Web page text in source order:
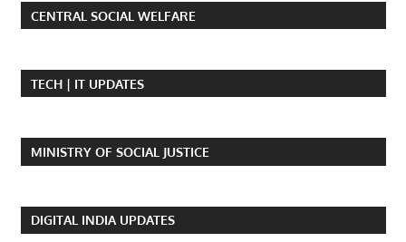
CENTRAL SOCIAL WELFARE
TECH | IT UPDATES
MINISTRY OF SOCIAL JUSTICE
DIGITAL INDIA UPDATES